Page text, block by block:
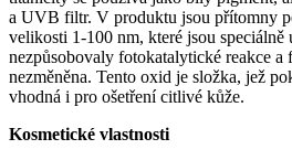
a UVB filtr. V produktu jsou přítomny
velikosti 1-100 nm, které jsou speciálně
nezpůsobovaly fotokatalytické reakce
nezměněna. Tento oxid je složka, jež
vhodná i pro ošetření citlivé kůže.
Kosmetické vlastnosti